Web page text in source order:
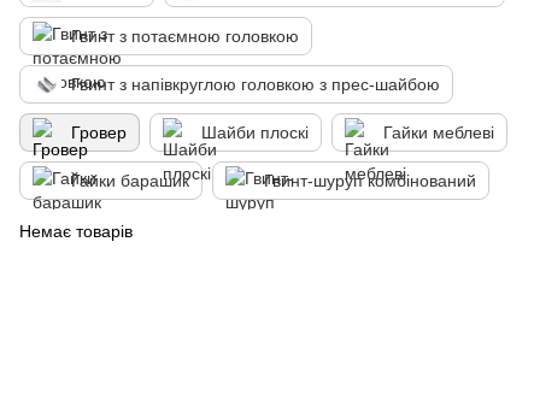
Гвинт з потаємною головкою
Гвинт з напівкруглою головкою з прес-шайбою
Гровер Шайби плоскі Гайки меблеві
Гайки барашик Гвинт-шуруп комбінований
Немає товарів